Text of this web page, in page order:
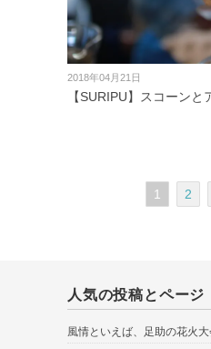
2018年04月21日
【SURIPU】スコーンと
1 2
人気の投稿とページ
風情といえば、足助の花火